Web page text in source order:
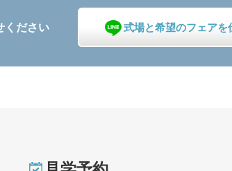
ください 式場と希望のフェアを